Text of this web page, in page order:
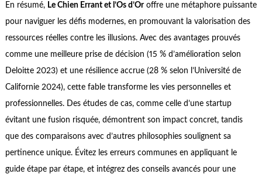
En résumé, Le Chien Errant et l’Os d’Oroffre une métaphore puissante
pour naviguer les défis modernes, en promouvant la valorisation des
ressources réelles contre les illusions. Avec des avantages prouvés
comme une meilleure prise de décision (15 % d’amélioration selon
Deloitte 2023) et une résilience accrue (28 % selon l’Université de
Californie 2024), cette fable transforme les vies personnelles et
professionnelles. Des études de cas, comme celle d’une startup
évitant une fusion risquée, démontrent son impact concret, tandis
que des comparaisons avec d’autres philosophies soulignent sa
pertinence unique. Évitez les erreurs communes en appliquant le
guide étape par étape, et intégrez des conseils avancés pour une